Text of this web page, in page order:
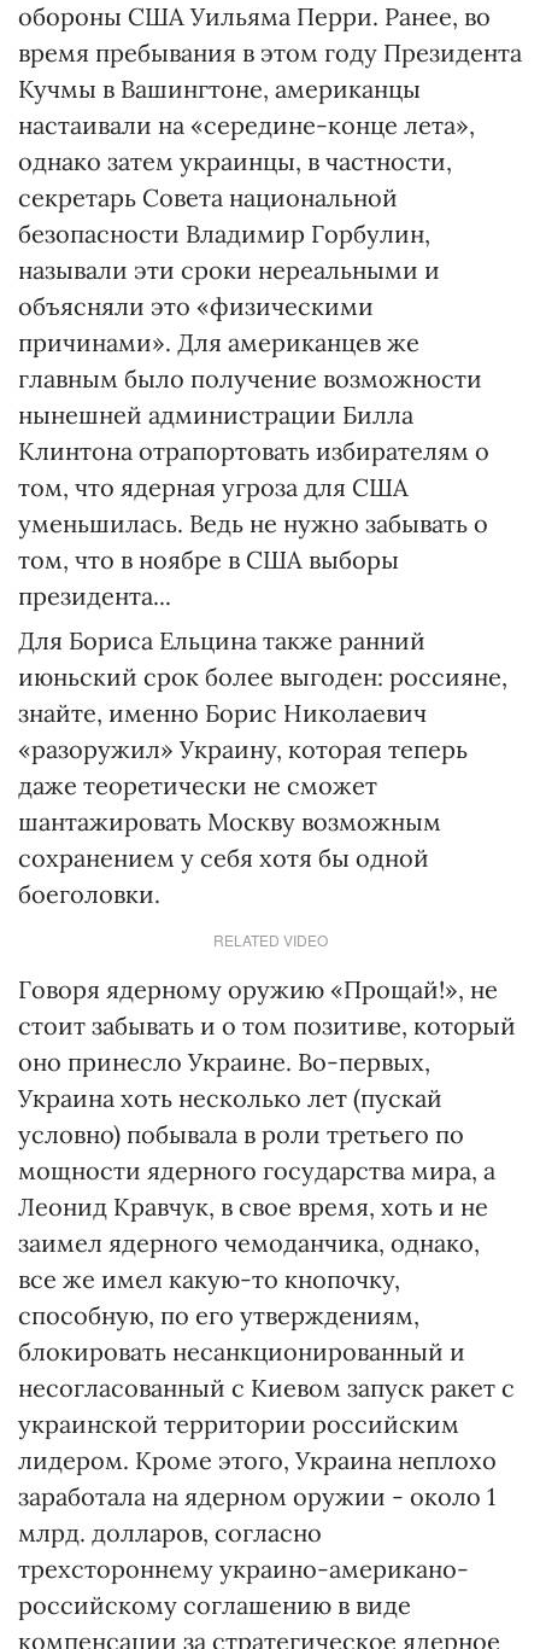
обороны США Уильяма Перри. Ранее, во
время пребывания в этом году Президента
Кучмы в Вашингтоне, американцы
настаивали на «середине-конце лета»,
однако затем украинцы, в частности,
секретарь Совета национальной
безопасности Владимир Горбулин,
называли эти сроки нереальными и
объясняли это «физическими
причинами». Для американцев же
главным было получение возможности
нынешней администрации Билла
Клинтона отрапортовать избирателям о
том, что ядерная угроза для США
уменьшилась. Ведь не нужно забывать о
том, что в ноябре в США выборы
президента...
Для Бориса Ельцина также ранний
июньский срок более выгоден: россияне,
знайте, именно Борис Николаевич
«разоружил» Украину, которая теперь
даже теоретически не сможет
шантажировать Москву возможным
сохранением у себя хотя бы одной
боеголовки.
RELATED VIDEO
Говоря ядерному оружию «Прощай!», не
стоит забывать и о том позитиве, который
оно принесло Украине. Во-первых,
Украина хоть несколько лет (пускай
условно) побывала в роли третьего по
мощности ядерного государства мира, а
Леонид Кравчук, в свое время, хоть и не
заимел ядерного чемоданчика, однако,
все же имел какую-то кнопочку,
способную, по его утверждениям,
блокировать несанкционированный и
несогласованный с Киевом запуск ракет с
украинской территории российским
лидером. Кроме этого, Украина неплохо
заработала на ядерном оружии - около 1
млрд. долларов, согласно
трехстороннему украино-американо-
российскому соглашению в виде
компенсации за стратегическое ядерное